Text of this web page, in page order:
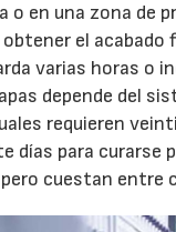
o en una zona de
el
varias horas o
depende del
requieren
días para
cuestan entre